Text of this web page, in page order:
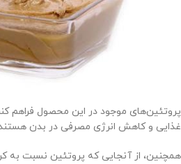
پروتئین‌های موجود در این محصول فراهم
غذایی و کاهش انرژی مصرفی در بدن
همچنین، از آنجایی که پروتئین نسبت به